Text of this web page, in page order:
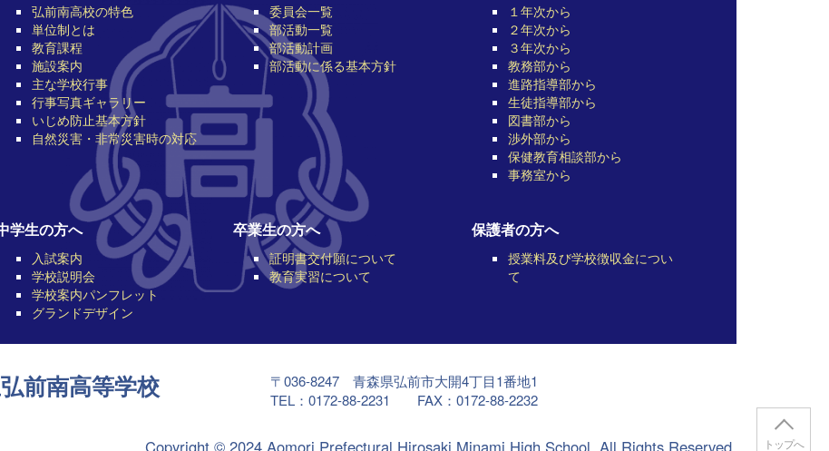
弘前南高校の特色
単位制とは
教育課程
施設案内
主な学校行事
行事写真ギャラリー
いじめ防止基本方針
自然災害・非常災害時の対応
委員会一覧
部活動一覧
部活動計画
部活動に係る基本方針
１年次から
２年次から
３年次から
教務部から
進路指導部から
生徒指導部から
図書部から
渉外部から
保健教育相談部から
事務室から
学生の方へ
入試案内
学校説明会
学校案内パンフレット
グランドデザイン
卒業生の方へ
証明書交付願について
教育実習について
保護者の方へ
授業料及び学校徴収金につい
て
前南高等学校
〒036-8247 青森県弘前市大開4丁目1番地1
TEL：0172-88-2231 FAX：0172-88-2232
Copyright © 2024 Aomori Prefectural Hirosaki Minami High School. All Rights Reserved. トップへ